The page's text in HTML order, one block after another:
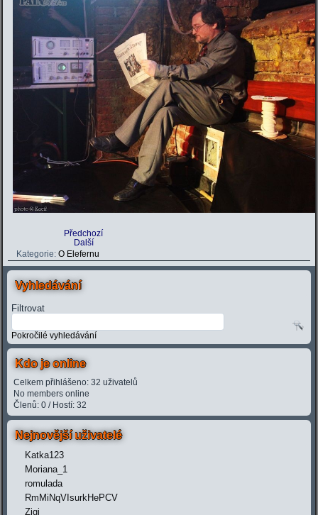
Předchozí
Další
Kategorie:O Elefernu
Vyhledávání
Filtrovat
Pokročilé vyhledávání
Kdo je online
Celkem přihlášeno: 32 uživatelů
No members online
Členů: 0 / Hostí: 32
Nejnovější uživatelé
Katka123
Moriana_1
romulada
RmMiNqVIsurkHePCV
Zigi